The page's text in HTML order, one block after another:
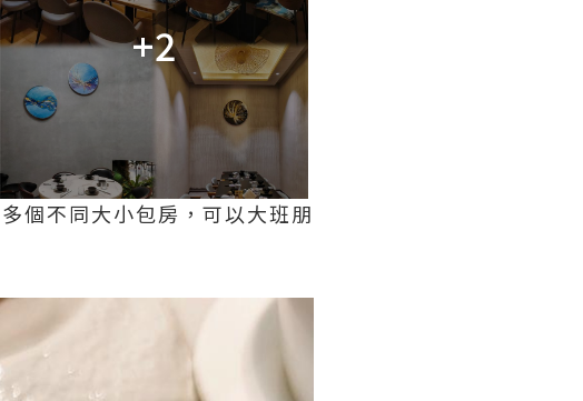
+2
個不同大小包房，可以大班朋